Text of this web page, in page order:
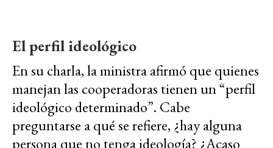
El perfil ideológico
En su charla, la ministra afirmó que quienes
manejan las cooperadoras tienen un “perfil
ideológico determinado”. Cabe
preguntarse a qué se refiere, ¿hay alguna
persona que no tenga ideología? ¿Acaso